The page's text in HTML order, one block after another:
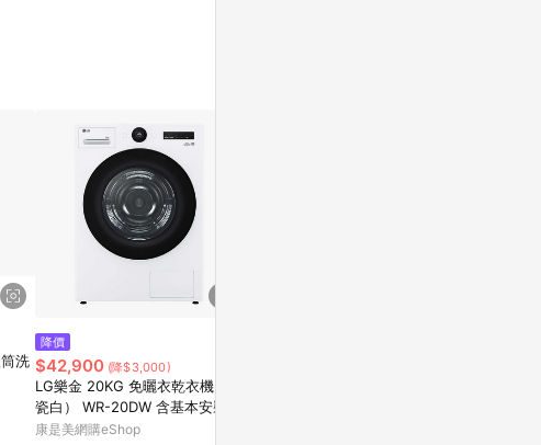
(6) 導購訂
網站公告為準。
洗
降價
$42,900 (降$3,000)
LG樂金 20KG 免曬衣乾衣機（冰
瓷白） WR-20DW 含基本安裝＋
運送_廠商直送
康是美網購eShop